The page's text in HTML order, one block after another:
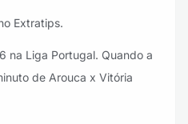
Extratips.
na Liga Portugal. Quando a
de Arouca x Vitória